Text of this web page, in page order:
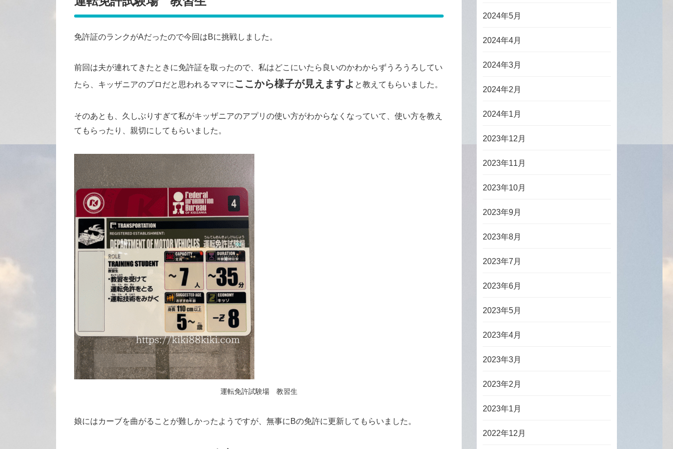
免許証のランクがAだったので今回はBに挑戦しました。
前回は夫が連れてきたときに免許証を取ったので、私はどこにいたら良いのかわからずうろうろしてい
たら、キッザニアのプロだと思われるママに ここから様子が見えますよ と教えてもらいました。
そのあとも、久しぶりすぎて私がキッザニアのアプリの使い方がわからなくなっていて、使い方を教え
てもらったり、親切にしてもらいました。
運転免許試験場 教習生
娘にはカーブを曲がることが難しかったようですが、無事にBの免許に更新してもらいました。
2024年5月
2024年4月
2024年3月
2024年2月
2024年1月
2023年12月
2023年11月
2023年10月
2023年9月
2023年8月
2023年7月
2023年6月
2023年5月
2023年4月
2023年3月
2023年2月
2023年1月
2022年12月